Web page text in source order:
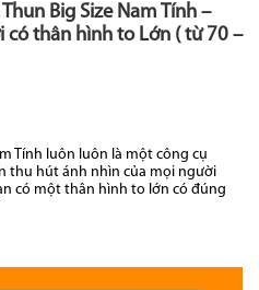
Big Size Nam Tính –
có thân hình to Lớn ( từ 70 –
Tính luôn luôn là một công cụ
thu hút ánh nhìn của mọi người
có một thân hình to lớn có đúng